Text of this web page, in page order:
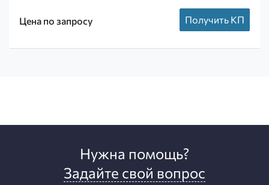
Цена по запросу Получить КП
Нужна помощь?
Задайте свой вопрос